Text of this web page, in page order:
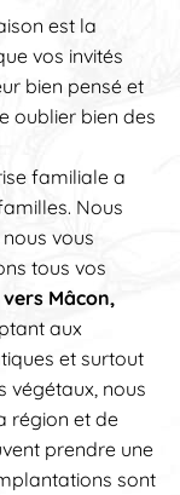
est la
vos invités
bien pensé et
oublier bien des
familiale a
Nous
vous
tous vos
Mâcon,
aux
et surtout
végétaux, nous
région et de
prendre une
sont